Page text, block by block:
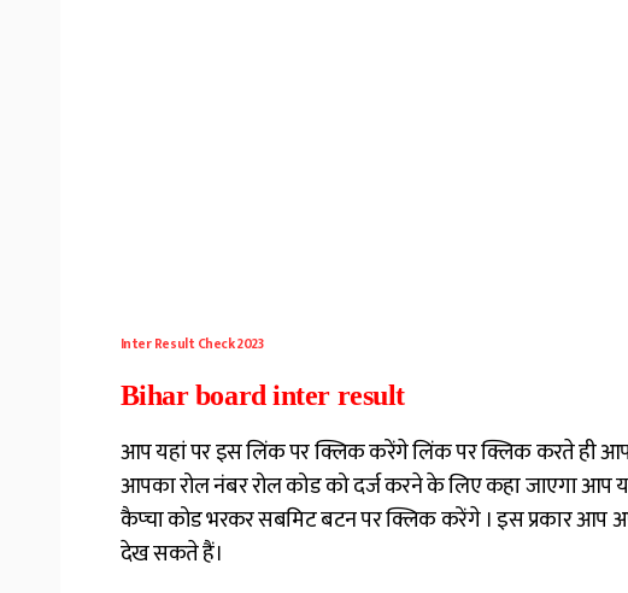
Inter Result Check 2023
Bihar board inter result
आप यहां पर इस लिंक पर क्लिक करेंगे लिंक पर क्लिक करते
आपका रोल नंबर रोल कोड को दर्ज करने के लिए कहा जाएगा आप
कैप्चा कोड भरकर सबमिट बटन पर क्लिक करेंगे । इस प्रकार आप
देख सकते हैं।